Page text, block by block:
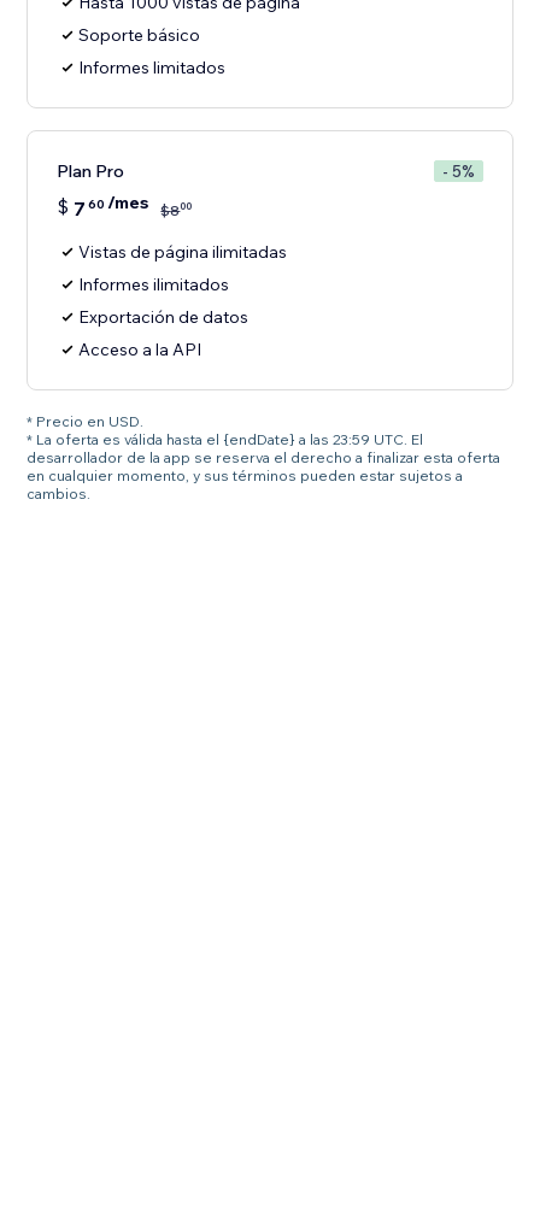
Soporte básico
Informes limitados
Plan Pro - 5%
$ 7 60 /mes $800
Vistas de página ilimitadas
Informes ilimitados
Exportación de datos
Acceso a la API
* Precio en USD.
* La oferta es válida hasta el {endDate} a las 23:59 UTC. El
desarrollador de la app se reserva el derecho a finalizar esta oferta
en cualquier momento, y sus términos pueden estar sujetos a
cambios.